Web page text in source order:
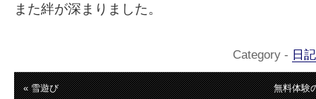
また絆が深まりました。
Category - 日記
« 雪遊び 無料体験